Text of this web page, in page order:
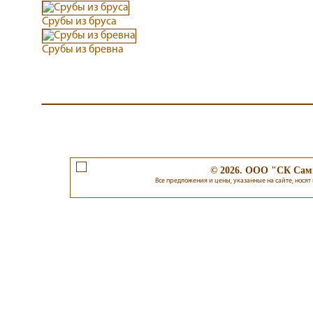
Срубы из бруса
Срубы из бревна
© 2026. ООО "СК
Все предложения и цены, указанные на сайте,